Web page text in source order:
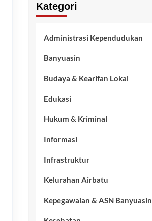
Kategori
Administrasi Kependudukan
Banyuasin
Budaya & Kearifan Lokal
Edukasi
Hukum & Kriminal
Informasi
Infrastruktur
Kelurahan Airbatu
Kepegawaian & ASN Banyuasin